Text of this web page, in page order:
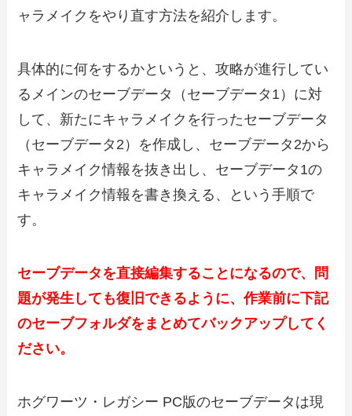
ャラメイクをやり直す方法を紹介します。
具体的に何をするかというと、攻略が進行してい
るメインのセーブデータ（セーブデータ1）に対
して、新たにキャラメイクを行ったセーブデータ
（セーブデータ2）を作成し、セーブデータ2から
キャラメイク情報を抜き出し、セーブデータ1の
キャラメイク情報を書き換える、という手順で
す。
セーブデータを直接編集することになるので、問
題が発生しても復旧できるように、作業前に下記
のセーブフォルダをまとめてバックアップしてく
ださい。
ホグワーツ・レガシー PC版のセーブデータは現